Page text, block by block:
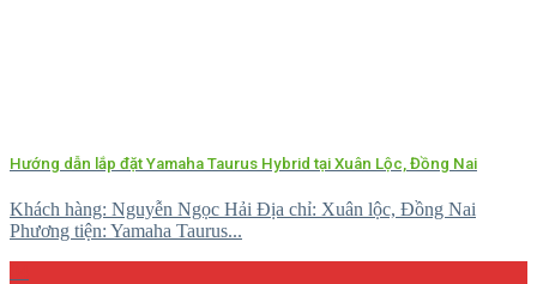
Hướng dẫn lắp đặt Yamaha Taurus Hybrid tại Xuân Lộc, Đồng Nai
Khách hàng: Nguyễn Ngọc Hải Địa chỉ: Xuân lộc, Đồng Nai
Phương tiện: Yamaha Taurus...